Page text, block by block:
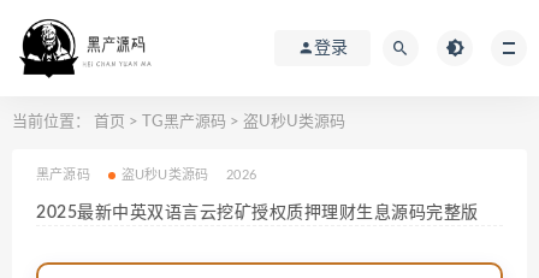
登录
当前位置： 首页 > TG黑产源码 > 盗U秒U类源码
黑产源码 盗U秒U类源码 2026
2025最新中英双语言云挖矿授权质押理财生息源码完整版